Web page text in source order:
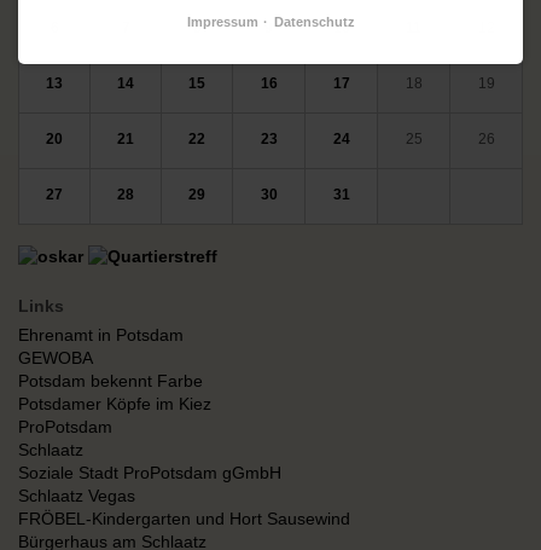
8 9 10
13 14 15 16 17 18 19
20 21 22 23 24 25 26
27 28 29 30 31
Links
Ehrenamt in Potsdam
GEWOBA
Potsdam bekennt Farbe
Potsdamer Köpfe im Kiez
ProPotsdam
Schlaatz
Soziale Stadt ProPotsdam gGmbH
Schlaatz Vegas
FRÖBEL-Kindergarten und Hort Sausewind
Bürgerhaus am Schlaatz
Impressum Datenschutz